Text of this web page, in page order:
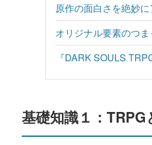
原作の面白さを絶妙
オリジナル要素のつま
『DARK SOULS
基礎知識１：TRPG